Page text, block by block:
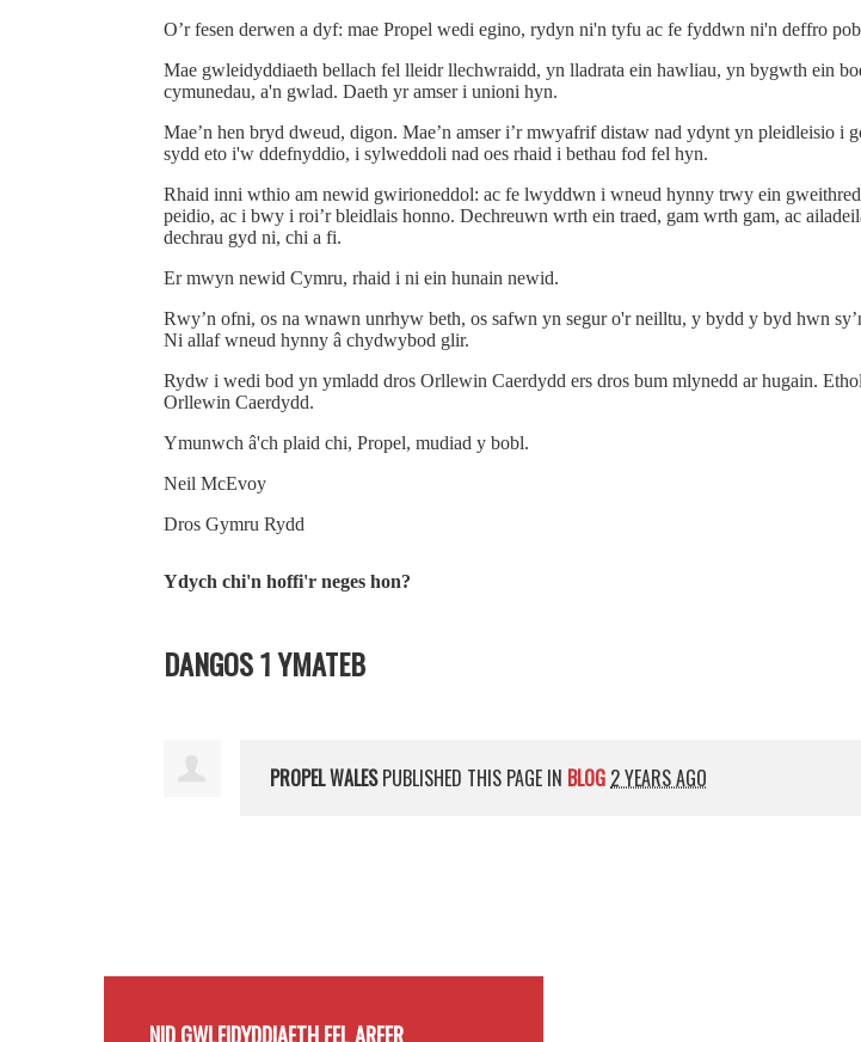
O’r fesen derwen a dyf: mae Propel wedi egino, rydyn ni'n tyfu ac fe fyddwn ni'n deffro
Mae gwleidyddiaeth bellach fel lleidr llechwraidd, yn lladrata ein hawliau, yn bygwth ein
cymunedau, a'n gwlad. Daeth yr amser i unioni hyn.
Mae’n hen bryd dweud, digon. Mae’n amser i’r mwyafrif distaw nad ydynt yn pleidleisio i
sydd eto i'w ddefnyddio, i sylweddoli nad oes rhaid i bethau fod fel hyn.
Rhaid inni wthio am newid gwirioneddol: ac fe lwyddwn i wneud hynny trwy ein
peidio, ac i bwy i roi’r bleidlais honno. Dechreuwn wrth ein traed, gam wrth gam, ac
dechrau gyd ni, chi a fi.
Er mwyn newid Cymru, rhaid i ni ein hunain newid.
Rwy’n ofni, os na wnawn unrhyw beth, os safwn yn segur o'r neilltu, y bydd y byd hwn
Ni allaf wneud hynny â chydwybod glir.
Rydw i wedi bod yn ymladd dros Orllewin Caerdydd ers dros bum mlynedd ar hugain.
Orllewin Caerdydd.
Ymunwch â'ch plaid chi, Propel, mudiad y bobl.
Neil McEvoy
Dros Gymru Rydd
Ydych chi'n hoffi'r neges hon?
DANGOS 1 YMATEB
PROPEL WALESPUBLISHED THIS PAGE IN BLOG 2 YEARS AGO
NID GWLEIDYDDIAETH FEL ARFER